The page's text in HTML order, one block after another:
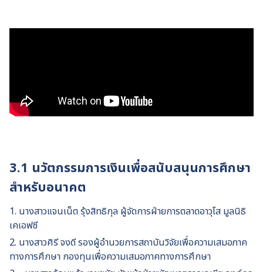
3.1 นวัตกรรมการเงินเพื่อสนับสนุนการศึกษา
สำหรับอนาคต
1. นางสาวแจนเน็ต รุ้งสิทธิกุล ผู้จัดการฝ่ายการตลาดอาวุโส มูลนิธิ
เคเอฟซี
2. นางสาวศิรี จงดี รองผู้อำนวยการสถาบันวิจัยเพื่อความเสมอภาค
ทางการศึกษา กองทุนเพื่อความเสมอภาคทางการศึกษา